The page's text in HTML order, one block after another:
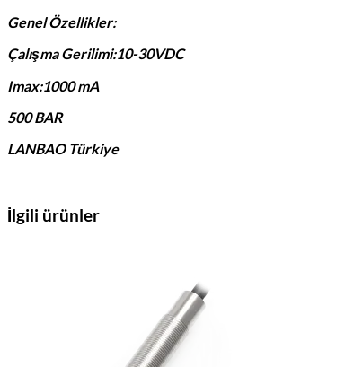
Genel Özellikler:
Çalışma Gerilimi:10-30VDC
Imax:1000 mA
500 BAR
LANBAO Türkiye
İlgili ürünler